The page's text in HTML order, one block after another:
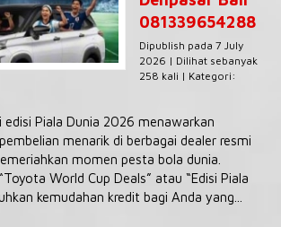
081339654288
Dipublish pada 7 July
2026 | Dilihat sebanyak
258 kali | Kategori:
Piala Dunia 2026 menawarkan
menarik di berbagai dealer resmi
momen pesta bola dunia.
World Cup Deals” atau “Edisi Piala
kemudahan kredit bagi Anda yang...